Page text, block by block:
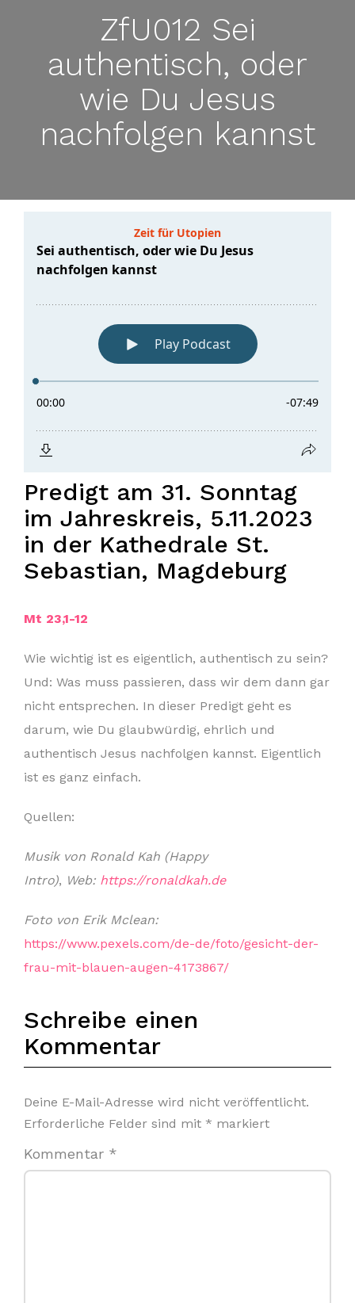
ZfU012 Sei
authentisch, oder
wie Du Jesus
nachfolgen kannst
Predigt am 31. Sonntag
im Jahreskreis, 5.11.2023
in der Kathedrale St.
Sebastian, Magdeburg
Mt 23,1-12
Wie wichtig ist es eigentlich, authentisch zu sein?
Und: Was muss passieren, dass wir dem dann gar
nicht entsprechen. In dieser Predigt geht es
darum, wie Du glaubwürdig, ehrlich und
authentisch Jesus nachfolgen kannst. Eigentlich
ist es ganz einfach.
Quellen:
Musik von Ronald Kah (Happy
Intro), Web: https://ronaldkah.de
Foto von Erik Mclean:
https://www.pexels.com/de-de/foto/gesicht-der-
frau-mit-blauen-augen-4173867/
Schreibe einen
Kommentar
Deine E-Mail-Adresse wird nicht veröffentlicht.
Erforderliche Felder sind mit * markiert
Kommentar *